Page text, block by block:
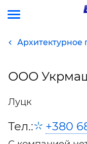
Архитектурное
ООО
Луцк
Тел.: +380